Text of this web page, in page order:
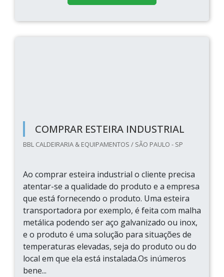
COMPRAR ESTEIRA INDUSTRIAL
BBL CALDEIRARIA & EQUIPAMENTOS / SÃO PAULO - SP
Ao comprar esteira industrial o cliente precisa
atentar-se a qualidade do produto e a empresa
que está fornecendo o produto. Uma esteira
transportadora por exemplo, é feita com malha
metálica podendo ser aço galvanizado ou inox,
e o produto é uma solução para situações de
temperaturas elevadas, seja do produto ou do
local em que ela está instalada.Os inúmeros
bene...